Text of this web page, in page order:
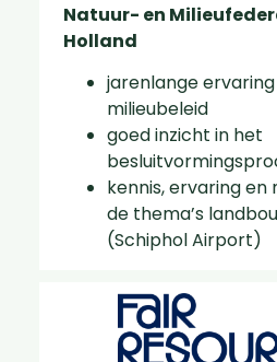
Natuur- en
Holland
jarenlange
milieubeleid
goed inzicht in het
kennis, ervaring
de thema’s
(Schiphol Airport)